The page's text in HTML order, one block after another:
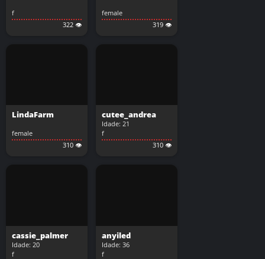
f
322 👁️
female
319 👁️
LindaFarm
female
310 👁️
cutee_andrea
Idade: 21
f
310 👁️
cassie_palmer
Idade: 20
f
anyiled
Idade: 36
f